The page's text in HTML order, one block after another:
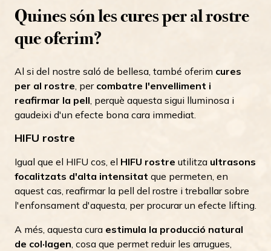
Quines són les cures per al rostre
que oferim?
Al si del nostre saló de bellesa, també oferim cures
per al rostre , per combatre l'envelliment i
reafirmar la pell , perquè aquesta sigui lluminosa i
gaudeixi d'un efecte bona cara immediat.
HIFU rostre
Igual que el HIFU cos, el HIFU rostre utilitza ultrasons
focalitzats d'alta intensitat que permeten, en
aquest cas, reafirmar la pell del rostre i treballar sobre
l'enfonsament d'aquesta, per procurar un efecte lifting.
A més, aquesta cura estimula la producció natural
de col·lagen , cosa que permet reduir les arrugues,